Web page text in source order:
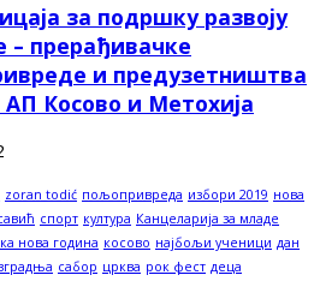
за подршку развоју
прерађивачке
и предузетништва
АП Косово и Метохија
zoran todić пољопривреда избори 2019 нова
спорт култура Канцеларија за младе
нова година косово најбољи ученици дан
сабор црква рок фест деца